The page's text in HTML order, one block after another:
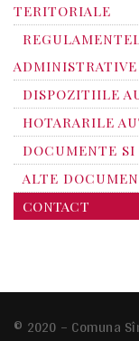
TERITORIALE
ADMINISTRATIVE
DISPOZITIILE
HOTARARILE
DOCUMENTE
ALTE
CONTACT
© 2020 – Comuna